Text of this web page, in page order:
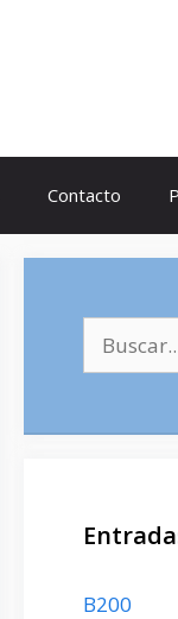
Contacto
B200